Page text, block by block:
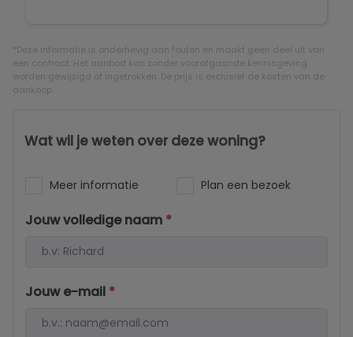
*Deze informatie is onderhevig aan fouten en maakt geen deel uit van
een contract. Het aanbod kan zonder voorafgaande kennisgeving
worden gewijzigd of ingetrokken. De prijs is exclusief de kosten van de
aankoop.
Wat wil je weten over deze woning?
Meer informatie Plan een bezoek
Jouw volledige naam *
Jouw e-mail *